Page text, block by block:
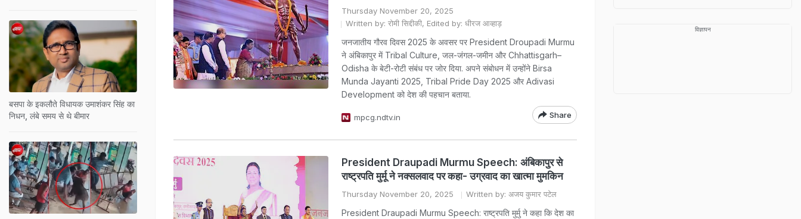
Thursday November 20, 2025
Written by: रोमी सिद्दीकी, Edited by: धीरज आव्हाड़
जनजातीय गौरव दिवस 2025 के अवसर पर President Droupadi Murmu
ने अंबिकापुर में Tribal Culture, जल-जंगल-जमीन और Chhattisgarh–
Odisha के बेटी-रोटी संबंध पर जोर दिया. अपने संबोधन में उन्होंने Birsa
Munda Jayanti 2025, Tribal Pride Day 2025 और Adivasi
Development को देश की पहचान बताया.
mpcg.ndtv.in Share
President Draupadi Murmu Speech: अंबिकापुर से
राष्ट्रपति मुर्मू ने नक्सलवाद पर कहा- उग्रवाद का खात्मा मुमकिन
Thursday November 20, 2025 Written by: अजय कुमार पटेल
President Draupadi Murmu Speech: राष्ट्रपति मुर्मु ने कहा कि देश का
बसपा के इकलौते विधायक उमाशंकर सिंह का
निधन, लंबे समय से थे बीमार
विज्ञापन